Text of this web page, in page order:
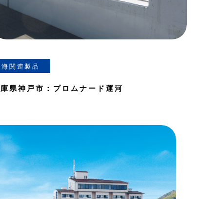
海関連製品
県神戸市：プロムナード運河